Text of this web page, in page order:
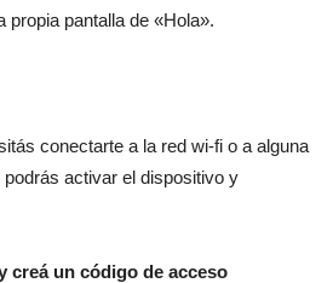
propia pantalla de «Hola».
conectarte a la red wi-fi o a alguna
podrás activar el dispositivo y
creá un código de acceso